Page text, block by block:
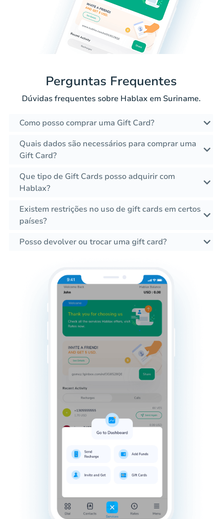
Perguntas Frequentes
Dúvidas frequentes sobre Hablax em Suriname.
Como posso comprar uma Gift Card?
Quais dados são necessários para comprar uma
Gift Card?
Que tipo de Gift Cards posso adquirir com
Hablax?
Existem restrições no uso de gift cards em certos
países?
Posso devolver ou trocar uma gift card?